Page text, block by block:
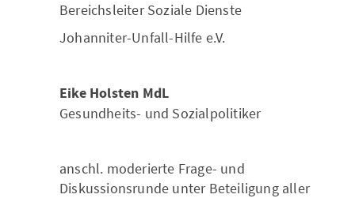
Bereichsleiter Soziale Dienste
Johanniter-Unfall-Hilfe e.V.
Eike Holsten MdL
Gesundheits- und Sozialpolitiker
anschl. moderierte Frage- und
Diskussionsrunde unter Beteiligung aller